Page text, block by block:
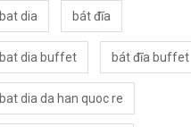
bat dia bát đĩa
bat dia buffet bát đĩa buffet
bat dia da han quoc re